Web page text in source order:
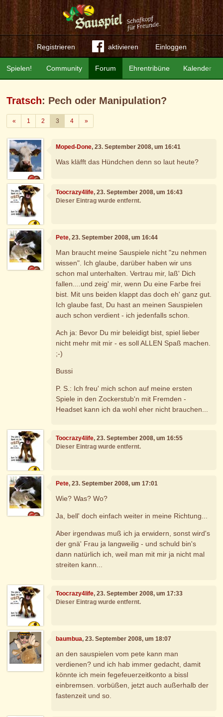
Registrieren aktivieren Einloggen
Community Forum Ehrentribüne Kalender
Spielen!
Tratsch: Pech oder Manipulation?
«Zurück
1 2 3 4 »Weiter
Moped-Done, 23. September 2008, um 16:41
Was kläfft das Hündchen denn so laut heute?
Toocrazy4life, 23. September 2008, um 16:43
Dieser Eintrag wurde entfernt.
Pete, 23. September 2008, um 16:44
Man braucht meine Sauspiele nicht "zu nehmen
wissen". Ich glaube, darüber haben wir uns
schon mal unterhalten. Vertrau mir, laß' Dich
fallen....und zeig' mir, wenn Du eine Farbe frei
bist. Mit uns beiden klappt das doch eh' ganz gut.
Ich glaube fast, Du hast an meinen Sauspielen
auch schon verdient - ich jedenfalls schon.
Ach ja: Bevor Du mir beleidigt bist, spiel lieber
nicht mehr mit mir - es soll ALLEN Spaß machen.
;-)
Bussi
P. S.: Ich freu' mich schon auf meine ersten
Spiele in den Zockerstub'n mit Fremden -
Headset kann ich da wohl eher nicht brauchen...
Toocrazy4life, 23. September 2008, um 16:55
Dieser Eintrag wurde entfernt.
Pete, 23. September 2008, um 17:01
Wie? Was? Wo?
Ja, bell' doch einfach weiter in meine Richtung...
Aber irgendwas muß ich ja erwidern, sonst wird's
der gnä' Frau ja langweilig - und schuld bin's
dann natürlich ich, weil man mit mir ja nicht mal
streiten kann...
Toocrazy4life, 23. September 2008, um 17:33
Dieser Eintrag wurde entfernt.
baumbua, 23. September 2008, um 18:07
an den sauspielen vom pete kann man
verdienen? und ich hab immer gedacht, damit
könnte ich mein fegefeuerzeitkonto a bissl
einbremsen. vorbüßen, jetzt auch außerhalb der
fastenzeit und so.